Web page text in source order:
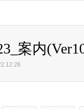
案内